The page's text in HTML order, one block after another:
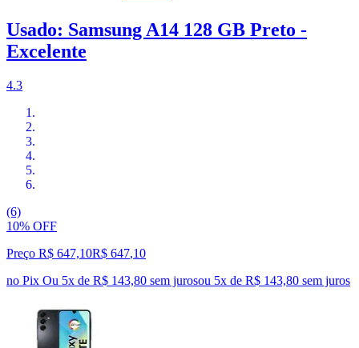
Usado: Samsung A14 128 GB Preto -
Excelente
4.3
(6)
10% OFF
Preço R$ 647,10R$ 647,10
no Pix Ou 5x de R$ 143,80 sem jurosou 5x de R$ 143,80 sem juros